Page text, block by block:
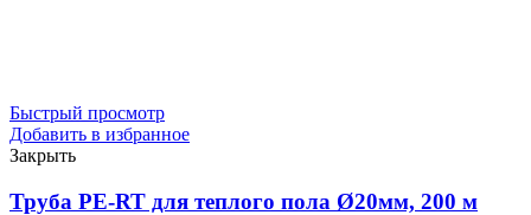
Быстрый просмотр
Добавить в избранное
Закрыть
Труба PE-RT для теплого пола Ø20мм, 200 м